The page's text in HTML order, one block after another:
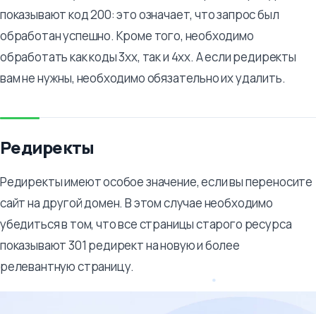
показывают код 200: это означает, что запрос был
обработан успешно. Кроме того, необходимо
обработать как коды 3хх, так и 4хх. А если редиректы
вам не нужны, необходимо обязательно их удалить.
Редиректы
Редиректы имеют особое значение, если вы переносите
сайт на другой домен. В этом случае необходимо
убедиться в том, что все страницы старого ресурса
показывают 301 редирект на новую и более
релевантную страницу.